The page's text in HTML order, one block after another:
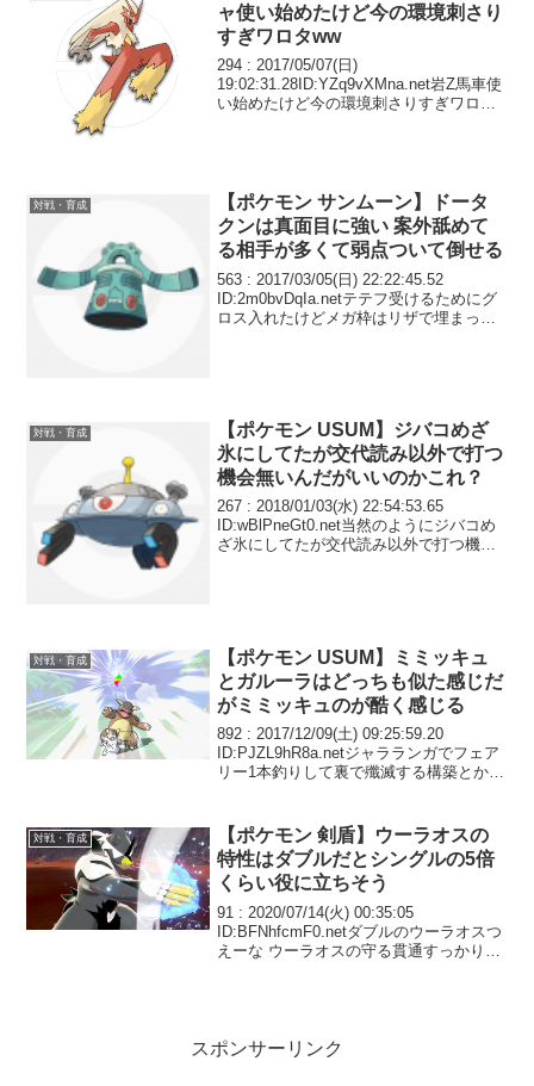
ャ使い始めたけど今の環境刺さり
すぎワロタww
294 : 2017/05/07(日)
19:02:31.28ID:YZq9vXMna.net岩Z馬車使
い始めたけど今の環境刺さりすぎワロタw
対戦・育成
【ポケモン サンムーン】ドータ
クンは真面目に強い 案外舐めて
る相手が多くて弱点ついて倒せる
563 : 2017/03/05(日) 22:22:45.52
ID:2m0bvDqIa.netテテフ受けるためにグ
ロス入れたけどメガ枠はリザで埋まって
対戦・育成
【ポケモン USUM】ジバコめざ
氷にしてたが交代読み以外で打つ
機会無いんだがいいのかこれ？
267 : 2018/01/03(水) 22:54:53.65
ID:wBlPneGt0.net当然のようにジバコめ
ざ氷にしてたが交代読み以外で打つ機会
対戦・育成
【ポケモン USUM】ミミッキュ
とガルーラはどっちも似た感じだ
がミミッキュのが酷く感じる
892 : 2017/12/09(土) 09:25:59.20
ID:PJZL9hR8a.netジャラランガでフェア
リー1本釣りして裏で殲滅する構築とかめ
対戦・育成
【ポケモン 剣盾】ウーラオスの
特性はダブルだとシングルの5倍
くらい役に立ちそう
91 : 2020/07/14(火) 00:35:05
ID:BFNhfcmF0.netダブルのウーラオスつ
えーな ウーラオスの守る貫通すっかり頭
スポンサーリンク